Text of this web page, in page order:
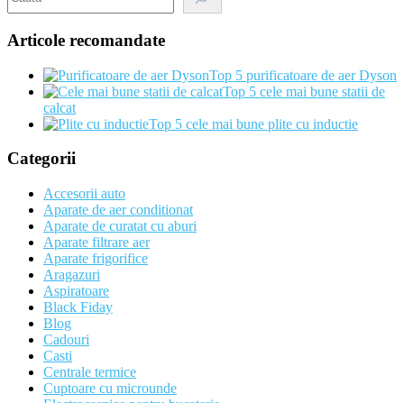
Articole recomandate
Top 5 purificatoare de aer Dyson
Top 5 cele mai bune statii de
calcat
Top 5 cele mai bune plite cu inductie
Categorii
Accesorii auto
Aparate de aer conditionat
Aparate de curatat cu aburi
Aparate filtrare aer
Aparate frigorifice
Aragazuri
Aspiratoare
Black Fiday
Blog
Cadouri
Casti
Centrale termice
Cuptoare cu microunde